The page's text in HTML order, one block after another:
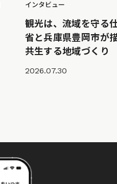
インタビュー
観光は、流域を守る
省と兵庫県豊岡市が
共生する地域づくり
2026.07.30